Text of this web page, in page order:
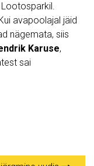
avapoolajal jäid
nägemata, siis
Karuse,
sai